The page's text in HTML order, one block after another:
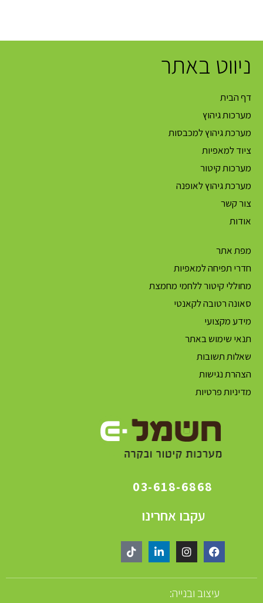
ניווט באתר
דף הבית
מערכות גיהוץ
מערכת גיהוץ למכבסות
ציוד למאפיות
מערכות קיטור
מערכת גיהוץ לאופנה
צור קשר
אודות
מפת אתר
חדרי תפיחה למאפיות
מחוללי קיטור ללחמי מחמצת
סאונה רטובה לקאנטי
מידע מקצועי
תנאי שימוש באתר
שאלות תשובות
הצהרת נגישות
מדיניות פרטיות
03-618-6868
עקבו אחרינו
עיצוב ובנייה: